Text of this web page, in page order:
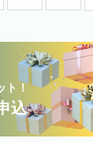
ト！
込